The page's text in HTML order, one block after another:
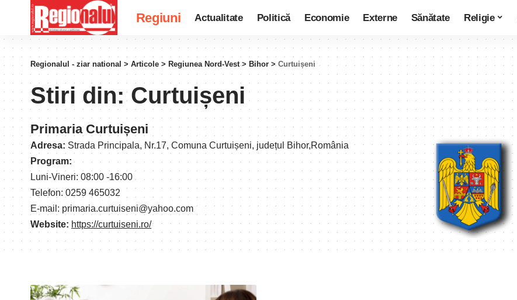
Regiuni Actualitate Politică Economie Externe Sănătate Religie
Regionalul - ziar national > Articole > Regiunea Nord-Vest> Bihor > Curtuișeni
Stiri din:Curtuișeni
Primaria Curtuișeni
Adresa:Strada Principala, Nr.17, Comuna Curtuișeni, județul Bihor,România
Program:
Luni-Vineri: 08:00 -16:00
Telefon: 0259 465032
E-mail: primaria.curtuiseni@yahoo.com
Website: https://curtuiseni.ro/